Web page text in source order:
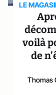
LE
voilà
de
Thomas